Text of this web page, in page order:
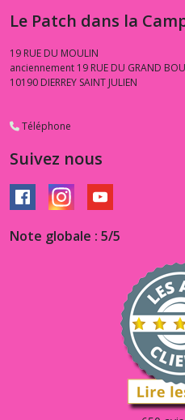
Le Patch dans la
19 RUE DU MOULIN
anciennement 19 RUE DU GRAND
10190 DIERREY SAINT JULIEN
Téléphone
Suivez nous
Note globale : 5/5